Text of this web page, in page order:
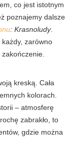
co jest istotnym
poznajemy dalsze
: Krasnoludy.
każdy, zarówno
kreską. Cała
kolorach.
– atmosferę
zabrakło, to
, gdzie można